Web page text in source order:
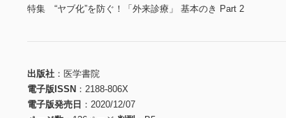
特集 “ヤブ化”を防ぐ！「外来診療」 基本のき Part 2
出版社
医学書院
電子版ISSN
2188-806X
電子版発売日
2020/12/07